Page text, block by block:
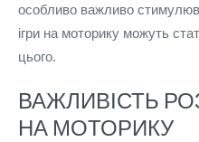
особливо важливо
ігри на моторику можуть
цього.
ВАЖЛИВІСТЬ
НА МОТОРИКУ